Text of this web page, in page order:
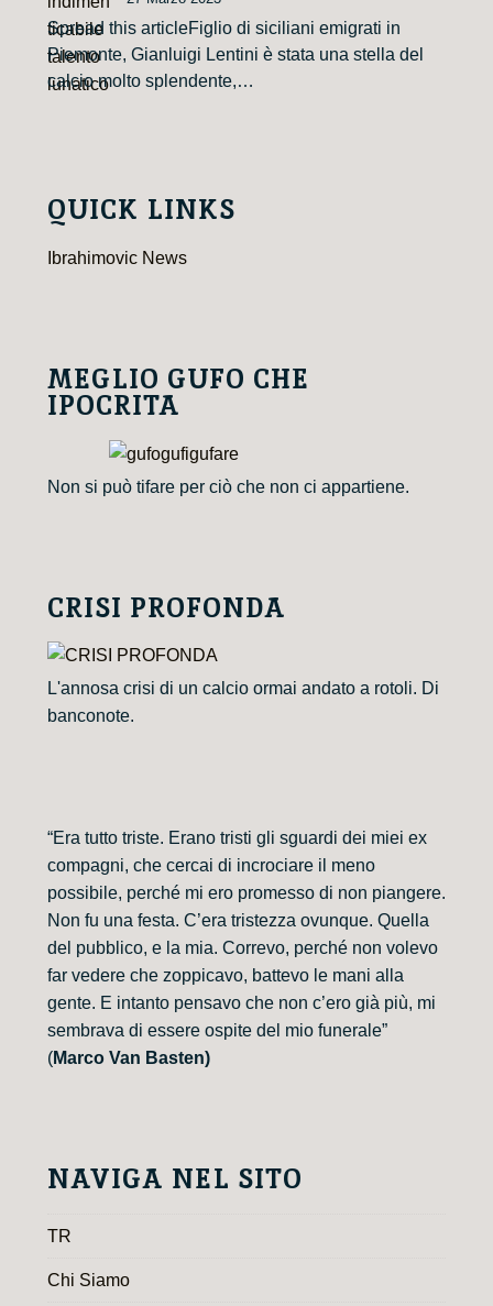
Spread this articleFiglio di siciliani emigrati in
Piemonte, Gianluigi Lentini è stata una stella del
calcio molto splendente,…
QUICK LINKS
Ibrahimovic News
MEGLIO GUFO CHE
IPOCRITA
Non si può tifare per ciò che non ci appartiene.
CRISI PROFONDA
L'annosa crisi di un calcio ormai andato a rotoli. Di
banconote.
“Era tutto triste. Erano tristi gli sguardi dei miei ex
compagni, che cercai di incrociare il meno
possibile, perché mi ero promesso di non piangere.
Non fu una festa. C’era tristezza ovunque. Quella
del pubblico, e la mia. Correvo, perché non volevo
far vedere che zoppicavo, battevo le mani alla
gente. E intanto pensavo che non c’ero già più, mi
sembrava di essere ospite del mio funerale”
(Marco Van Basten)
NAVIGA NEL SITO
TR
Chi Siamo